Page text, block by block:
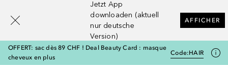
Jetzt App
downloaden (aktuell
nur deutsche
Version)
AFFICHER
OFFERT: sac dès 89 CHF ! Deal Beauty Card : masque
cheveux en plus
Code:HAIR
[navigation.slideout.screenreader]